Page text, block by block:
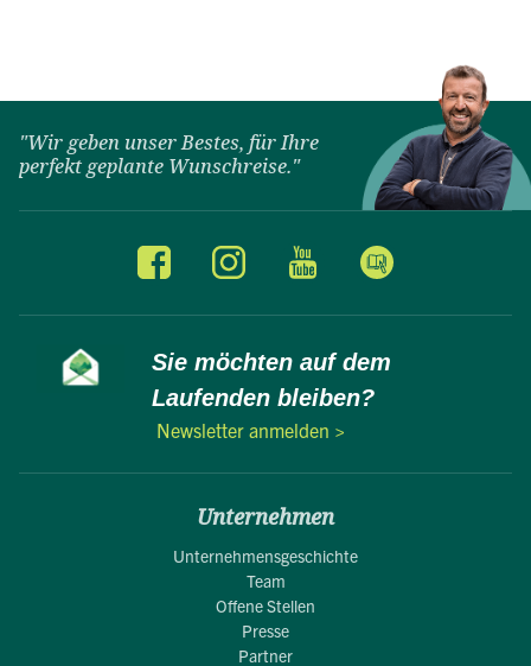
"Wir geben unser Bestes, für Ihre
perfekt geplante Wunschreise."
Sie möchten auf dem
Laufenden bleiben?
Newsletter anmelden >
Unternehmen
Unternehmensgeschichte
Team
Offene Stellen
Presse
Partner